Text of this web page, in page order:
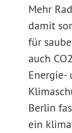
Mehr
damit
für
auch
Energie-
Berlin
ein